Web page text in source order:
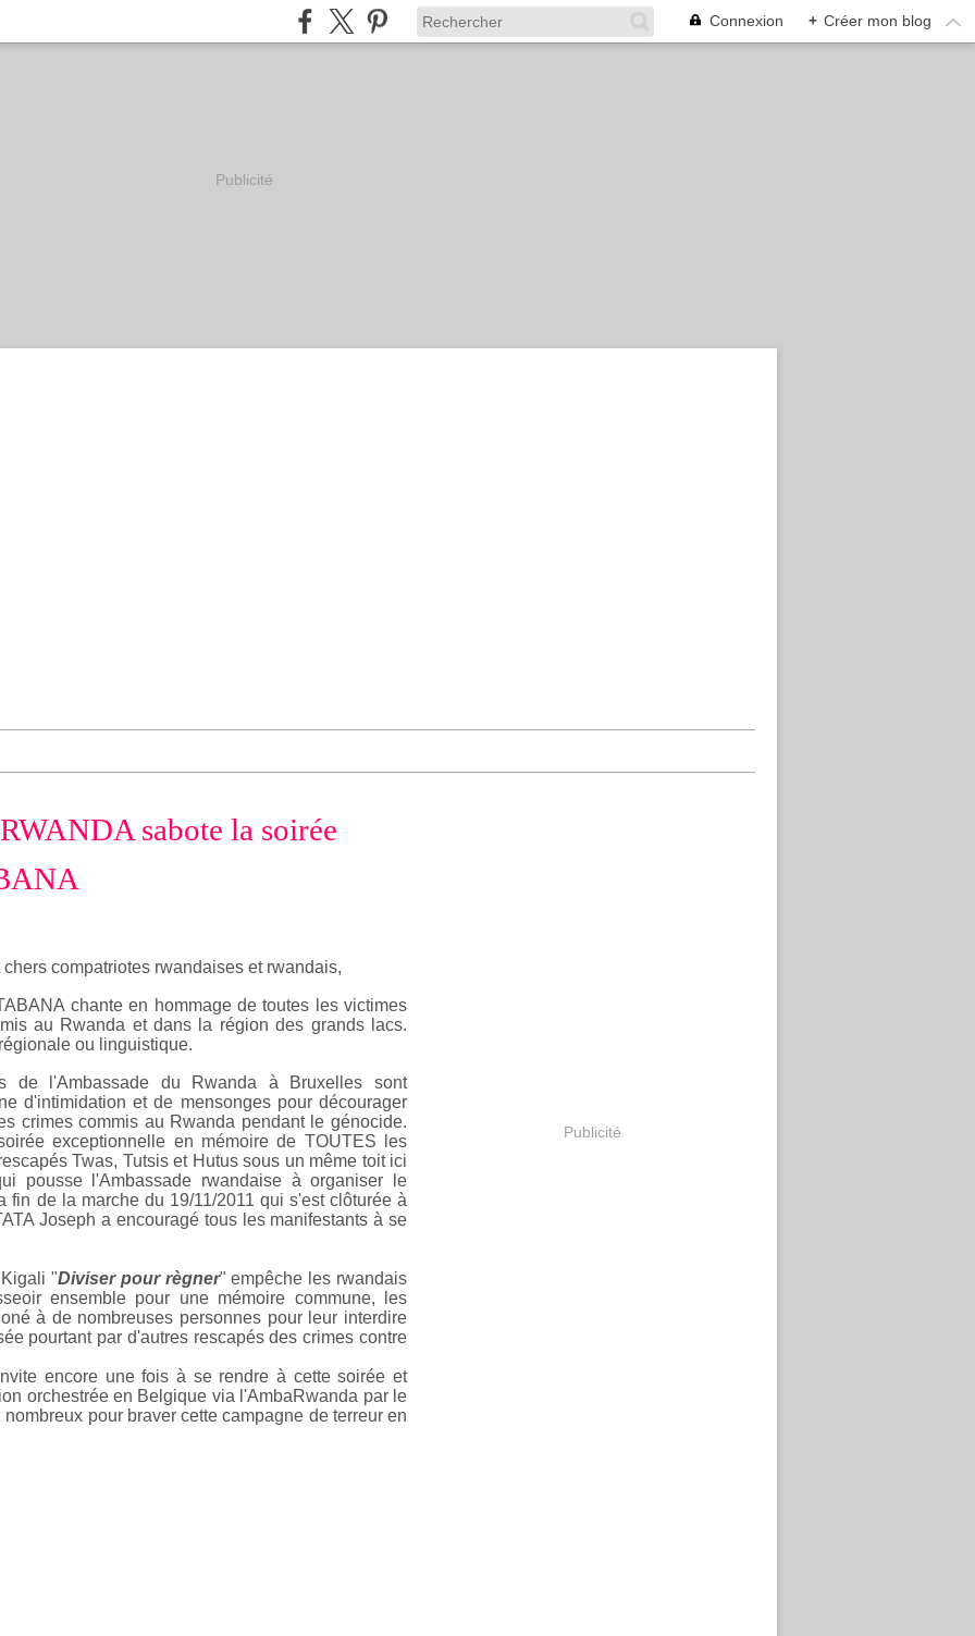
Connexion + Créer mon blog
Publicité
sabote la soirée
compatriotes rwandaises et rwandais,
chante en hommage de toutes les victimes
au Rwanda et dans la région des grands lacs.
ou linguistique.
de l'Ambassade du Rwanda à Bruxelles sont
d'intimidation et de mensonges pour décourager
crimes commis au Rwanda pendant le génocide.
exceptionnelle en mémoire de TOUTES les
Twas, Tutsis et Hutus sous un même toit ici
pousse l'Ambassade rwandaise à organiser le
fin de la marche du 19/11/2011 qui s'est clôturée à
Joseph a encouragé tous les manifestants à se
"Diviser pour règner" empêche les rwandais
ensemble pour une mémoire commune, les
à de nombreuses personnes pour leur interdire
pourtant par d'autres rescapés des crimes contre
encore une fois à se rendre à cette soirée et
orchestrée en Belgique via l'AmbaRwanda par le
pour braver cette campagne de terreur en
Publicité